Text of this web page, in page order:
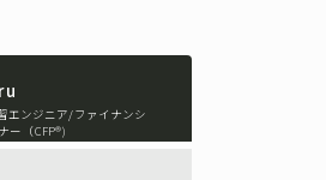
エンジニア/ファイナンシ
ー（CFP®)